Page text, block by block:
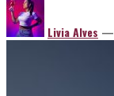
Livia Alves —